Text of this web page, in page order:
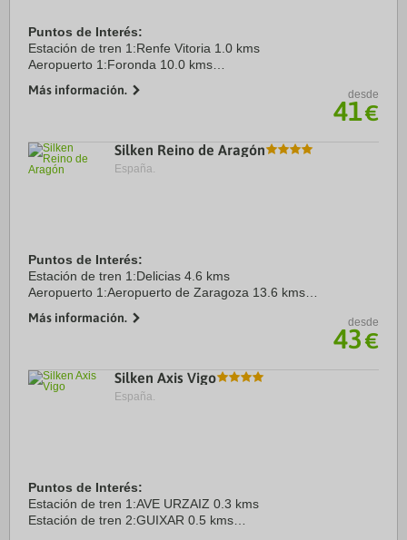
Puntos de Interés:
Estación de tren 1:Renfe Vitoria 1.0 kms
Aeropuerto 1:Foronda 10.0 kms
Centro Ciudad:Catedral de Santa María 1.1 kms
Más información. desde
41€
Silken Reino de Aragón
España.
Puntos de Interés:
Estación de tren 1:Delicias 4.6 kms
Aeropuerto 1:Aeropuerto de Zaragoza 13.6 kms
Más información. desde
43€
Silken Axis Vigo
España.
Puntos de Interés:
Estación de tren 1:AVE URZAIZ 0.3 kms
Estación de tren 2:GUIXAR 0.5 kms